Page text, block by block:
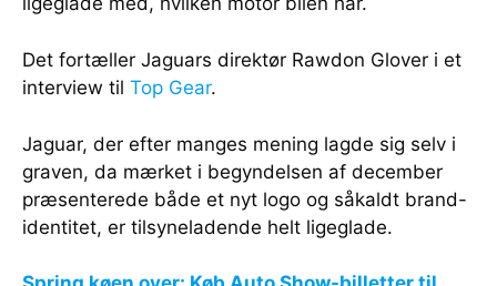
Det fortæller Jaguars direktør Rawdon Glover i et
interview til Top Gear.
Jaguar, der efter manges mening lagde sig selv i
graven, da mærket i begyndelsen af december
præsenterede både et nyt logo og såkaldt brand-
identitet, er tilsyneladende helt ligeglade.